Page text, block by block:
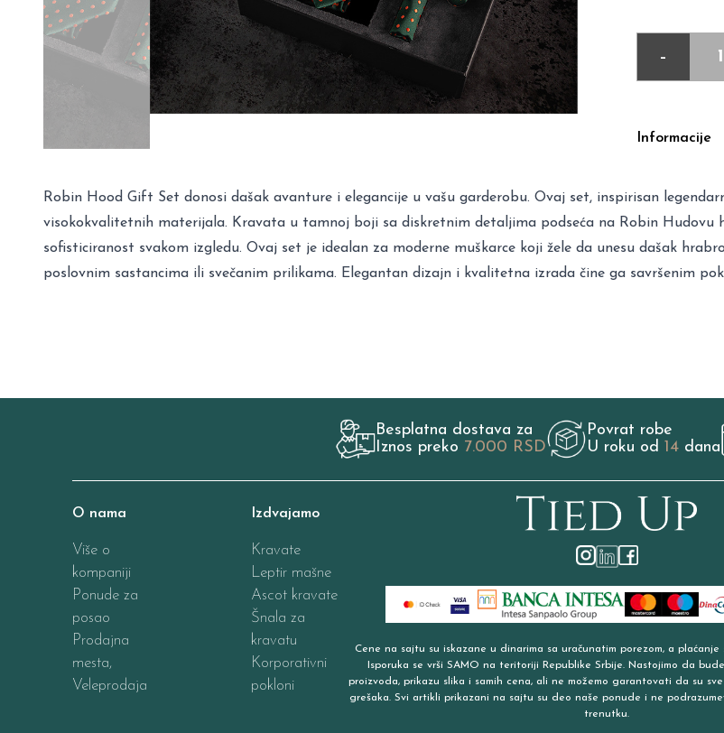
-
Informacije
Robin Hood Gift Set donosi dašak avanture i elegancije u vašu garderobu. Ovaj set, inspirisan
visokokvalitetnih materijala. Kravata u tamnoj boji sa diskretnim detaljima podseća na Robin Hudovu
sofisticiranost svakom izgledu. Ovaj set je idealan za moderne muškarce koji žele da unesu dašak
poslovnim sastancima ili svečanim prilikama. Elegantan dizajn i kvalitetna izrada čine ga savršenim
Besplatna dostava za
Iznos preko 7.000 RSD
Povrat robe
U roku od 14 dana
O nama
Više o
kompaniji
Ponude za
posao
Prodajna
mesta,
Veleprodaja
Izdvajamo
Kravate
Leptir mašne
Ascot kravate
Šnala za
kravatu
Korporativni
pokloni
Cene na sajtu su iskazane u dinarima sa uračunatim porezom, a plaćanje
Isporuka se vrši SAMO na teritoriji Republike Srbije. Nastojimo da
proizvoda, prikazu slika i samih cena, ali ne možemo garantovati da su
grešaka. Svi artikli prikazani na sajtu su deo naše ponude i ne
trenutku.